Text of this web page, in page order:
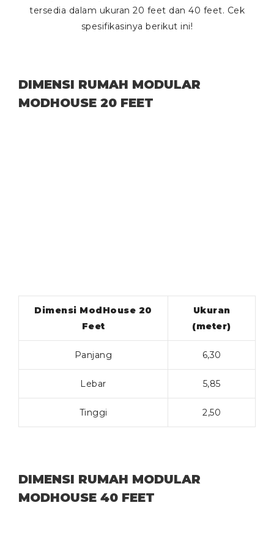
tersedia dalam ukuran 20 feet dan 40 feet. Cek
spesifikasinya berikut ini!
DIMENSI RUMAH MODULAR
MODHOUSE 20 FEET
Dimensi ModHouse 20
Feet
Ukuran
(meter)
Panjang 6,30
Lebar 5,85
Tinggi 2,50
DIMENSI RUMAH MODULAR
MODHOUSE 40 FEET